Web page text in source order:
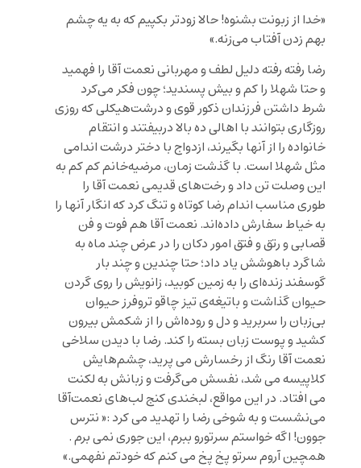
«خدا از زبونت بشنوه! حالا زودتر بکپیم که به یه چشم
بهم زدن آفتاب می‌زنه.»
رضا رفته رفته دلیل لطف و مهربانی نعمت آقا را فهمید
و حتا شهلا را کم و بیش پسندید؛ چون فکر می‌کرد
شرط داشتن فرزندان ذکور قوی و درشت‌هیکلی که روزی
روزگاری بتوانند با اهالی ده بالا دربیفتند و انتقام
خانواده را از آنها بگیرند، ازدواج با دختر درشت اندامی
مثل شهلا است. با گذشت زمان، مرضیه‌خانم کم کم به
این وصلت تن داد و رخت‌های قدیمی نعمت آقا را
طوری مناسب اندام رضا کوتاه و تنگ کرد که انگار آنها را
به خیاط سفارش داده‌اند. نعمت آقا هم فوت و فن
قصابى و رتق و فتق امور دکان را در عرض چند ماه به
شاگرد باهوشش یاد داد؛ حتا چندین و چند بار
گوسفند زنده‌ای را به زمین کوبید، زانویش را روی گردن
حیوان گذاشت و باتیغه‌ی تیز چاقو تروفرز حیوان
بی‌زبان را سربرید و دل و روده‌اش را از شکمش بیرون
کشید و پوست زبان بسته را کند. رضا با دیدن سلاخی
نعمت آقا رنگ از رخسارش می پرید، چشم‌هایش
کلاپیسه می شد، نفسش می‌گرفت و زبانش به لکنت
می افتاد. در این مواقع، لبخندی کنج لب‌های نعمت‌آقا
می‌نشست و به شوخی رضا را تهدید می کرد :« نترس
جوون! اگه خواستم سرتورو ببرم، این جوری نمی برم .
همچین آروم سرتو پخ پخ می کنم که خودتم نفهمی.»